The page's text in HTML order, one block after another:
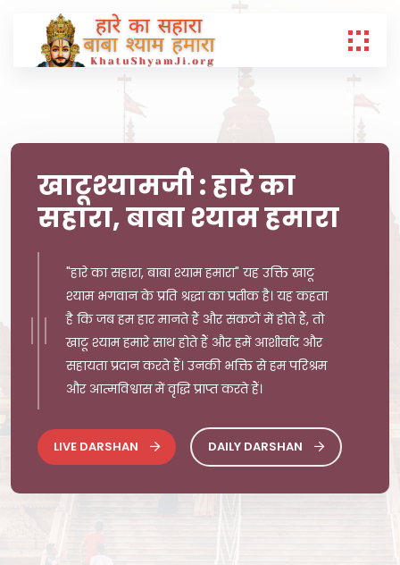
खाटूश्यामजी : हारे का
सहारा, बाबा श्याम हमारा
"हारे का सहारा, बाबा श्याम हमारा" यह उक्ति खाटू
श्याम भगवान के प्रति श्रद्धा का प्रतीक है। यह कहता
है कि जब हम हार मानते हैं और संकटों में होते हैं, तो
खाटू श्याम हमारे साथ होते हैं और हमें आशीर्वाद और
सहायता प्रदान करते हैं। उनकी भक्ति से हम परिश्रम
और आत्मविश्वास में वृद्धि प्राप्त करते हैं।
LIVE DARSHAN DAILY DARSHAN